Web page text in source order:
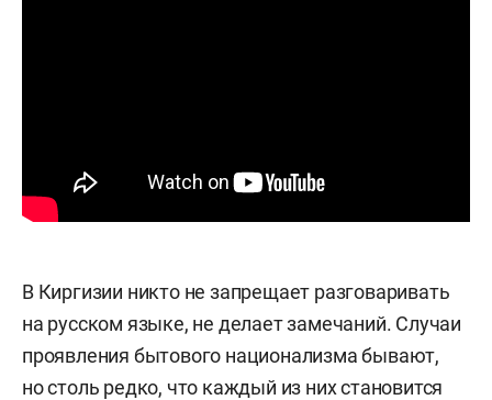
В Киргизии никто не запрещает разговаривать
на русском языке, не делает замечаний. Случаи
проявления бытового национализма бывают,
но столь редко, что каждый из них становится